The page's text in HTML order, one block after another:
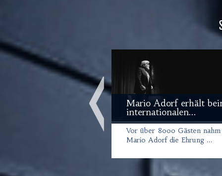
Mario Adorf erhält
internationalen...
Vor über 8000 Gästen nahm
Mario Adorf die Ehrung ...